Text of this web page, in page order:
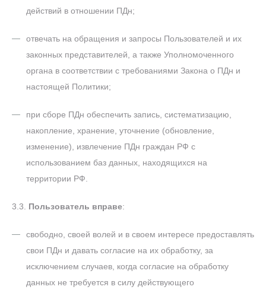
действий в отношении ПДн;
отвечать на обращения и запросы Пользователей и их
законных представителей, а также Уполномоченного
органа в соответствии с требованиями Закона о ПДн и
настоящей Политики;
при сборе ПДн обеспечить запись, систематизацию,
накопление, хранение, уточнение (обновление,
изменение), извлечение ПДн граждан РФ с
использованием баз данных, находящихся на
территории РФ.
3.3. Пользователь вправе:
свободно, своей волей и в своем интересе предоставлять
свои ПДн и давать согласие на их обработку, за
исключением случаев, когда согласие на обработку
данных не требуется в силу действующего